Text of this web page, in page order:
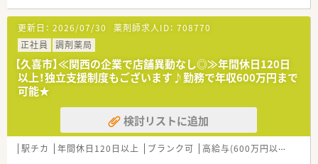
＼こんな企業です／
東京都をメインに埼玉県、神奈川県に展開する20店舗規模の保
険薬局です。
健康の総合案内所として地域医療を提供しています。
■1950年に勝鬨橋のたもとで町の小さな薬局として開局。
創業以来70年以上、長きに渡り地域医療に貢献して参りまし
■「顧客第一主義」としてご利用者に満足頂く為に何をすべきか
皆様の健康の為に調剤を通じて「治療から予防」を柱としてい
ます。
更新日： 2026/07/30 薬剤師求人ID： 708770
正社員
調剤薬局
【久喜市】≪関西の企業で店舗異動なし◎≫年間休日120日
以上！独立支援制度もございます♪勤務で年収600万円まで
可能★
検討リストに追加
駅チカ 年間休日120日以上 ブランク可 高給与(600万円以上)